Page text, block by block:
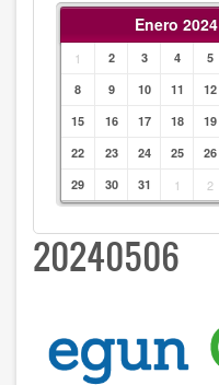
Enero 2024
1 2 3 4 5
8
9 10 11 12
15
16 17 18 19
22
23 24 25 26
29
30 31 1 2
20240506